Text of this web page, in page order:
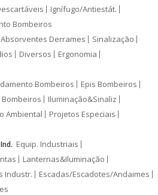
Ignífugo/Antiestát.
Bombeiros
Absorventes Derrames
Sinalização
Diversos
Ergonomia
Bombeiros
Epis Bombeiros
Bombeiros
Iluminação&Sinaliz
Ambiental
Projetos Especiais
Equip. Industriais
Lanternas&Iluminação
Industr.
Escadas/Escadotes/Andaimes